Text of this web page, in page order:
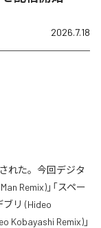
2026.7.18
れた。今回デジタ
Remix)」「スペー
ブリ (Hideo
Kobayashi Remix)」